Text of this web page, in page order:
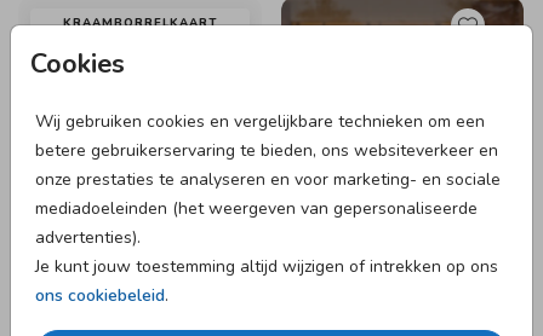
Cookies
Wij gebruiken cookies en vergelijkbare technieken om een
betere gebruikerservaring te bieden, ons websiteverkeer en
onze prestaties te analyseren en voor marketing- en sociale
mediadoeleinden (het weergeven van gepersonaliseerde
advertenties).
Je kunt jouw toestemming altijd wijzigen of intrekken op ons
ons cookiebeleid.
KRAAMBORRELKAART